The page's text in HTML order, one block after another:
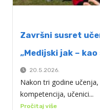
Završni susret
„Medijski jak –
20.5.2026.
Nakon tri godine
kompetencija, učenici...
Pročitaj više